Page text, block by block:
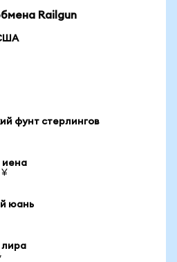
Railgun
фунт стерлингов
иена
¥
юань
лира